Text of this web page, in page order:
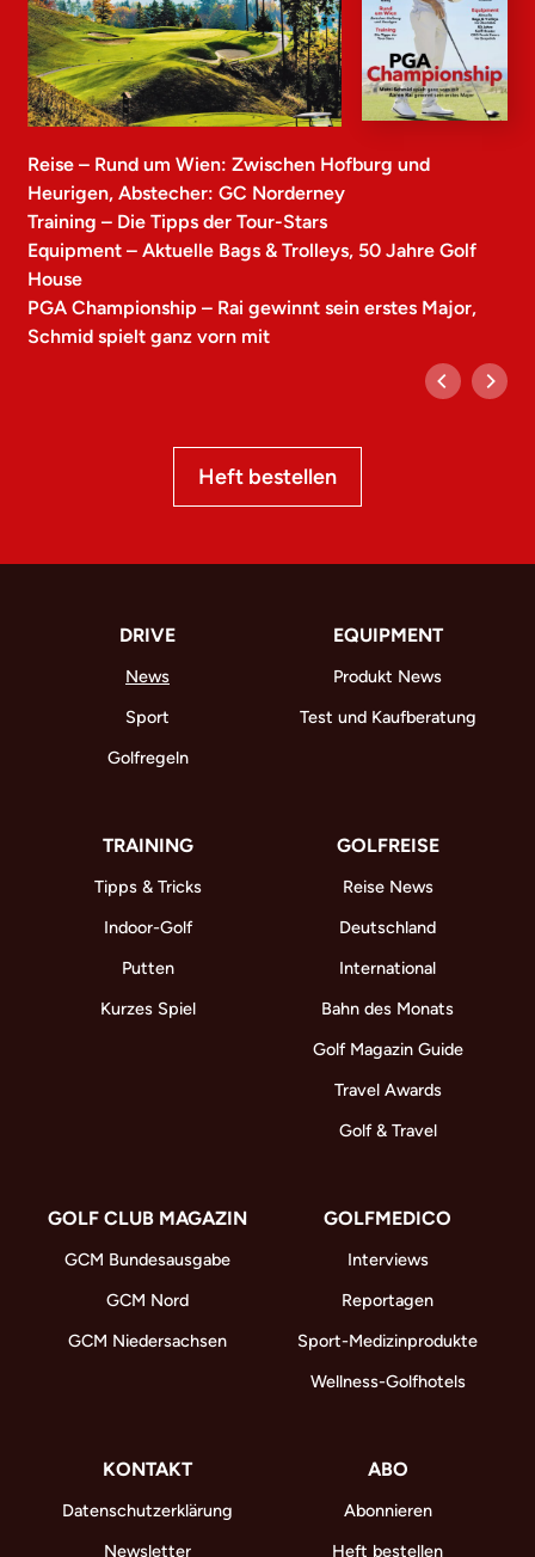
Reise – Rund um Wien: Zwischen Hofburg und
Heurigen, Abstecher: GC Norderney
Training – Die Tipps der Tour-Stars
Equipment – Aktuelle Bags & Trolleys, 50 Jahre Golf
House
PGA Championship – Rai gewinnt sein erstes Major,
Schmid spielt ganz vorn mit
Heft bestellen
DRIVE
News
Sport
Golfregeln
EQUIPMENT
Produkt News
Test und Kaufberatung
TRAINING
Tipps & Tricks
Indoor-Golf
Putten
Kurzes Spiel
GOLFREISE
Reise News
Deutschland
International
Bahn des Monats
Golf Magazin Guide
Travel Awards
Golf & Travel
GOLF CLUB MAGAZIN
GCM Bundesausgabe
GCM Nord
GCM Niedersachsen
GOLFMEDICO
Interviews
Reportagen
Sport-Medizinprodukte
Wellness-Golfhotels
KONTAKT
Datenschutzerklärung
Newsletter
ABO
Abonnieren
Heft bestellen